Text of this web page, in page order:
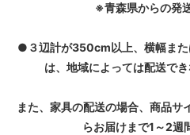
※青森県からの発
●３辺計が350cm以上、横幅ま
は、地域によっては配送でき
また、家具の配送の場合、商品サ
らお届けまで1～2週